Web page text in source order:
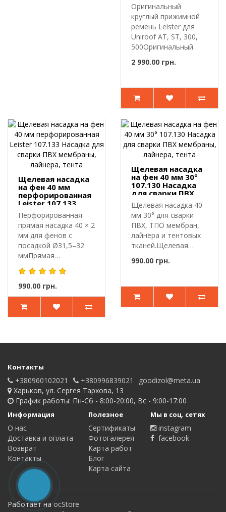
Оригинальный
круглый прижимной
ремень Leister для
Uniroof AT, ST, 300,
500Оригинальный
2 990.00 грн.
Щелевая насадка
на фен 40 мм
перфорированная
Leister 107.133
Насадка для
сварки ПВХ
мембраны,
лайнера, тента
Перфорированная
прямая насадка 40 × 2
мм для фенов с
посадкой Ø31,5–32
ммПрямая
перфорированная
щеле..
990.00 грн.
Щелевая насадка
на фен 40 мм 30°
107.130 Насадка
для сварки ПВХ
мембраны,
лайнера, тента
Щелевая насадка 40
мм 30° для сварки
ПВХ, ТПО мембран,
лайнера и тентовых
тканей.Щелевая
990.00 грн.
Контакты
+380960102021 +380996839021
goodizol@meta.ua
Харьков, ул. Сергея Тархова, 13
График работы: Пн-Сб - 8:00-20:00, Вс - 9:00-17:00
Информация
О нас
Доставка и оплата
Возврат
Контакты
Полезное
Сертификаты
Фотогалерея
Карта работ
Блог
Карта сайта
Мы в соц. сетях
instagram
facebook
Работает на ocStore